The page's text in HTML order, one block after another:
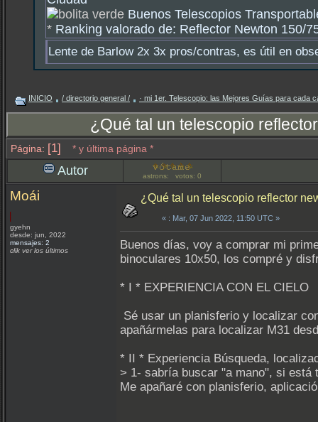
Buenos Telescopios
* Ranking valorado de: Reflector Newton 150/
Lente de Barlow 2x 3x pros/contras, es útil en
INICIO / directorio general / · mi 1er. Telescopio: las Mejores Guías para cada
¿Qué tal un telescopio
Página: [1] * y última página *
Autor astrons: votos: 0
Moái
gyehn
desde: jun, 2022
mensajes: 2
clik ver los últimos
¿Qué tal un telescopio reflector
« : Mar, 07 Jun 2022, 11:50 UTC »
Buenos días, voy a comprar mi
binoculares 10x50, los compré y
* I * EXPERIENCIA CON EL CIELO
Sé usar un planisferio y localizar
apañármelas para localizar M31
* II * Experiencia Búsqueda,
> 1- sabría buscar "a mano", si está
Me apañaré con planisferio,